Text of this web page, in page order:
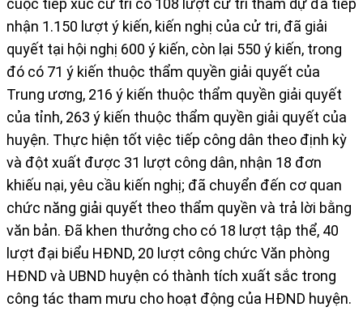
cuộc tiếp xúc cử tri có 108 lượt cử tri tham dự đã tiếp
nhận 1.150 lượt ý kiến, kiến nghị của cử tri, đã giải
quyết tại hội nghị 600 ý kiến, còn lại 550 ý kiến, trong
đó có 71 ý kiến thuộc thẩm quyền giải quyết của
Trung ương, 216 ý kiến thuộc thẩm quyền giải quyết
của tỉnh, 263 ý kiến thuộc thẩm quyền giải quyết của
huyện. Thực hiện tốt việc tiếp công dân theo định kỳ
và đột xuất được 31 lượt công dân, nhận 18 đơn
khiếu nại, yêu cầu kiến nghị; đã chuyển đến cơ quan
chức năng giải quyết theo thẩm quyền và trả lời bằng
văn bản. Đã khen thưởng cho có 18 lượt tập thể, 40
lượt đại biểu HĐND, 20 lượt công chức Văn phòng
HĐND và UBND huyện có thành tích xuất sắc trong
công tác tham mưu cho hoạt động của HĐND huyện.